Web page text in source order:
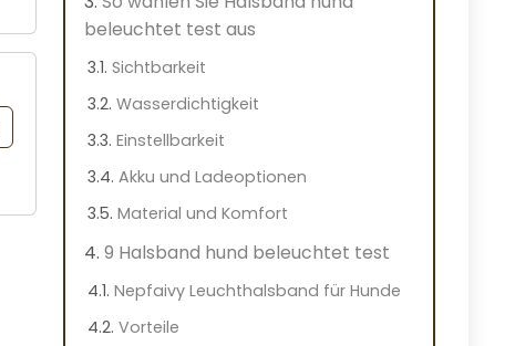
beleuchtet test aus
Sichtbarkeit
Wasserdichtigkeit
Einstellbarkeit
Akku und Ladeoptionen
Material und Komfort
9 Halsband hund beleuchtet test
Nepfaivy Leuchthalsband für Hunde
Vorteile